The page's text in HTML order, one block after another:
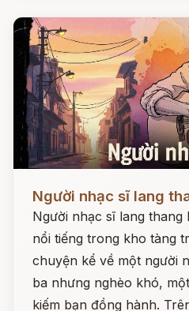
Người nhạc sĩ lang
Người nhạc sĩ lang
nổi tiếng trong kho tàng
chuyện kể về một người
ba nhưng nghèo khó,
kiếm bạn đồng hành.